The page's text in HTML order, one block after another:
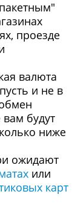
проезде
валюта
и не в
будут
ниже
ожидают
или
карт